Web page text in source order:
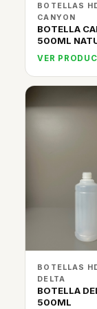
BOTELLAS
CANYON
BOTELLA
500ML
VER
BOTELLAS
DELTA
BOTELLA
500ML